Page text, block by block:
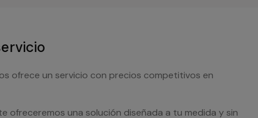
ofrece un servicio con precios competitivos en
ofreceremos una solución diseñada a tu medida y sin